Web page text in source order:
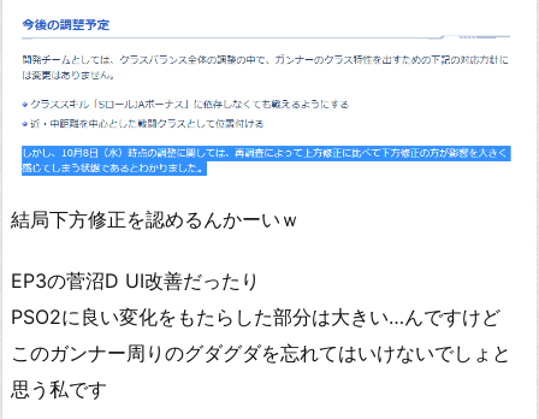
結局下方修正を認めるんかーいｗ
EP3の菅沼D UI改善だったり
PSO2に良い変化をもたらした部分は大きい…んですけど
このガンナー周りのグダグダを忘れてはいけないでしょと
思う私です